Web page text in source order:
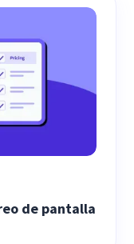
de pantalla